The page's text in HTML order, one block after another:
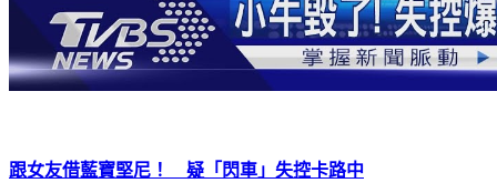
跟女友借藍寶堅尼！ 疑「閃車」失控卡路中